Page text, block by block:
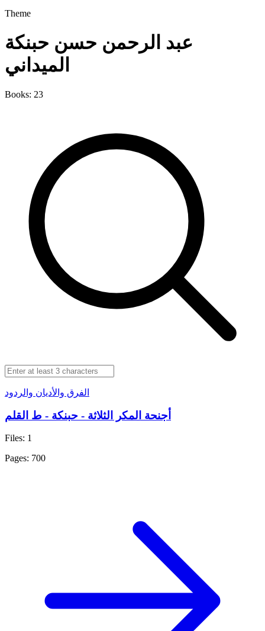
Theme
عبد الرحمن حسن حبنكة
الميداني
Books: 23
الفرق والأديان والردود
أجنحة المكر الثلاثة - حبنكة - ط القلم
Files: 1
Pages: 700